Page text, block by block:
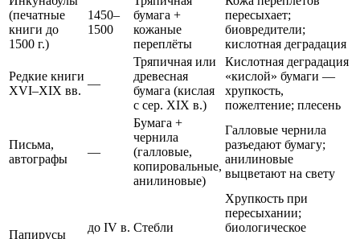
(печатные
книги до
1500 г.)
1450–
1500
бумага +
кожаные
переплёты
пересыхает;
биовредители;
кислотная деградация
Редкие книги
XVI–XIX вв.
—
Тряпичная или
древесная
бумага (кислая
с сер. XIX в.)
Кислотная деградация
«кислой» бумаги —
хрупкость,
пожелтение; плесень
Письма,
автографы
—
Бумага +
чернила
(галловые,
копировальные,
анилиновые)
Галловые чернила
разъедают бумагу;
анилиновые
выцветают на свету
Папирусы
до IV в. Стебли
Хрупкость при
пересыхании;
биологическое